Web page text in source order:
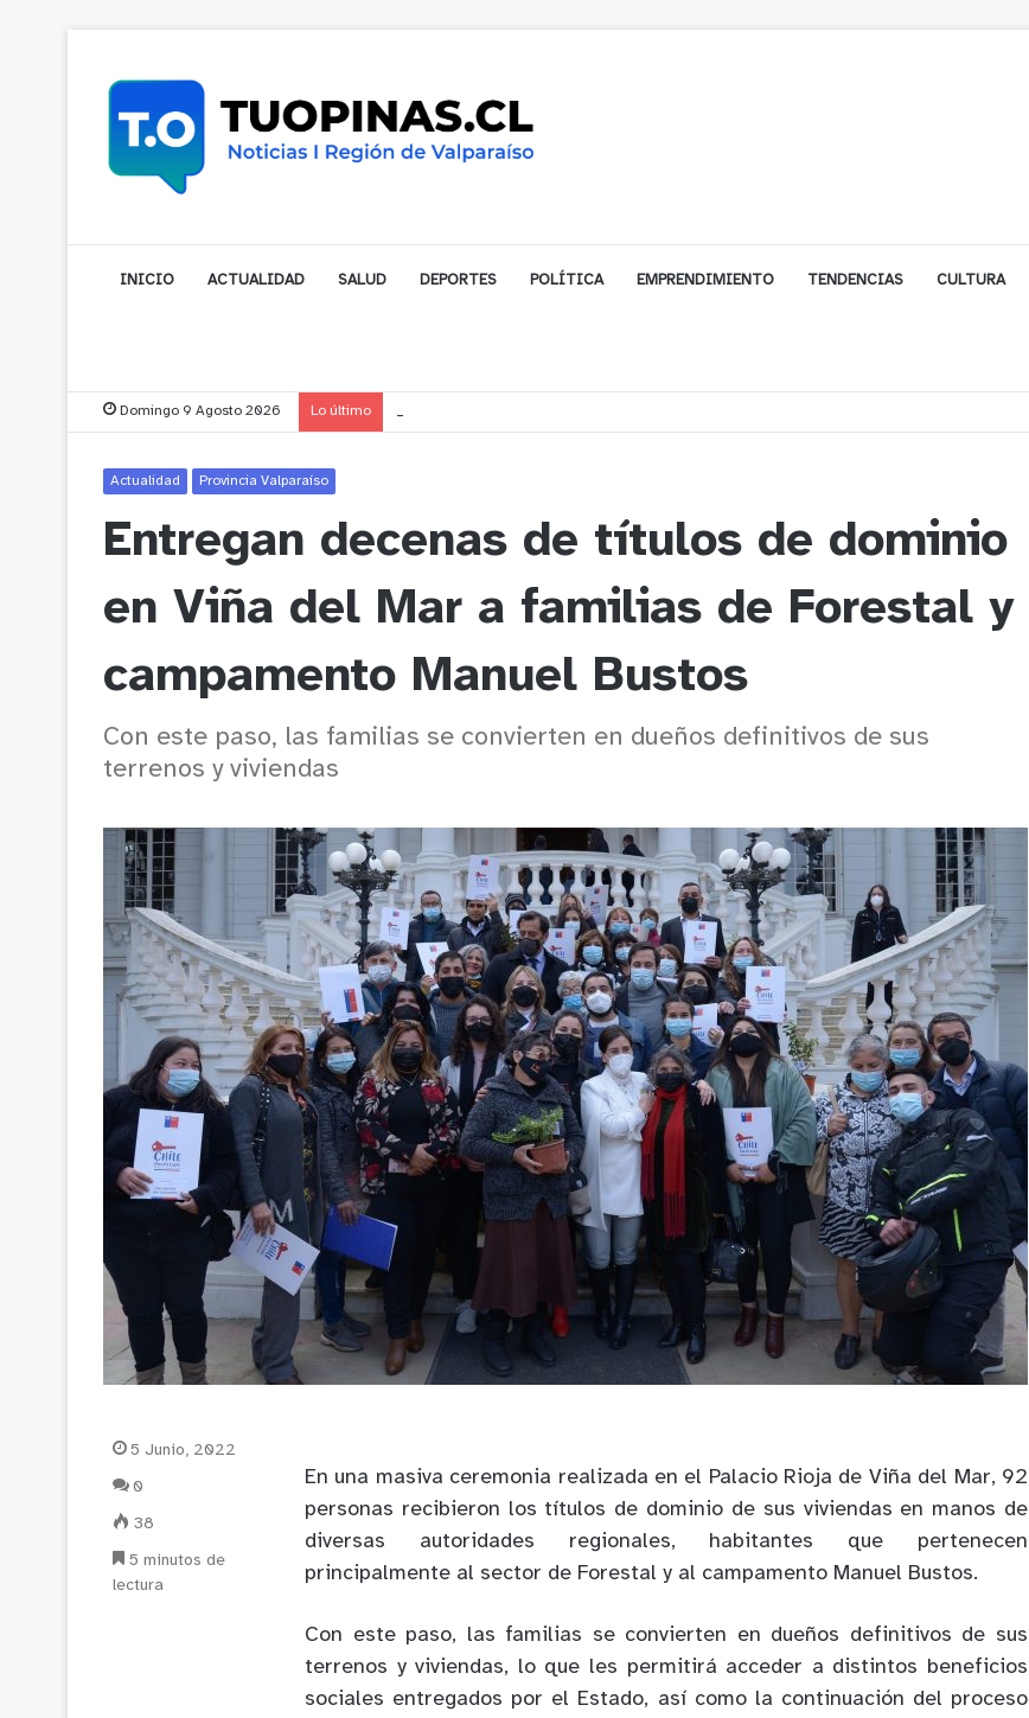
INICIO ACTUALIDAD SALUD DEPORTES POLÍTICA EMPRENDIMIENTO TENDENCIAS CULTURA
Domingo 9 Agosto 2026 Lo último
Actualidad Provincia Valparaíso
Entregan decenas de títulos de dominio
en Viña del Mar a familias de Forestal y
campamento Manuel Bustos
Con este paso, las familias se convierten en dueños definitivos de sus
terrenos y viviendas
En una masiva ceremonia realizada en el Palacio Rioja de Viña del Mar, 92
personas recibieron los títulos de dominio de sus viviendas en manos de
diversas autoridades regionales, habitantes que pertenecen
principalmente al sector de Forestal y al campamento Manuel Bustos.
Con este paso, las familias se convierten en dueños definitivos de sus
terrenos y viviendas, lo que les permitirá acceder a distintos beneficios
sociales entregados por el Estado, así como la continuación del proceso
5 Junio, 2022
0
38
5 minutos de
lectura